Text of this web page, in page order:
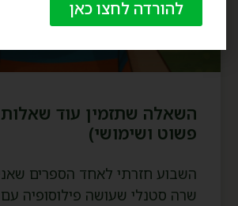
השאלה שתזמין עוד שאלות
פשוט ושימושי)
השבוע חזרתי לאחד הספרים שאני
שרה סטנלי שעושה פילוסופיה עם
להורדה לחצו כאן